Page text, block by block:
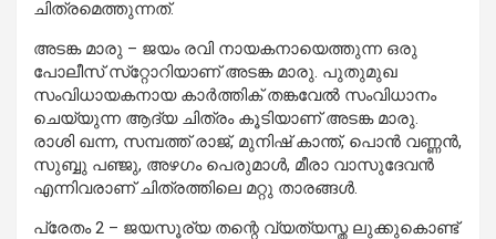
ചിത്രമെത്തുന്നത്.
അടങ്ക മാരു – ജയം രവി നായകനായെത്തുന്ന ഒരു
പോലീസ് സ്‌റ്റോറിയാണ് അടങ്ക മാരു. പുതുമുഖ
സംവിധായകനായ കാര്‍ത്തിക് തങ്കവേല്‍ സംവിധാനം
ചെയ്യുന്ന ആദ്യ ചിത്രം കൂടിയാണ് അടങ്ക മാരു.
രാശി ഖന്ന, സമ്പത്ത് രാജ്, മുനിഷ് കാന്ത്, പൊന്‍ വണ്ണന്‍,
സുബ്ബു പഞ്ജു, അഴഗം പെരുമാള്‍, മീരാ വാസുദേവന്‍
എന്നിവരാണ് ചിത്രത്തിലെ മറ്റു താരങ്ങള്‍.
പ്രേതം 2 – ജയസൂര്യ തന്റെ വ്യത്യസ്ത ലുക്കുകൊണ്ട്